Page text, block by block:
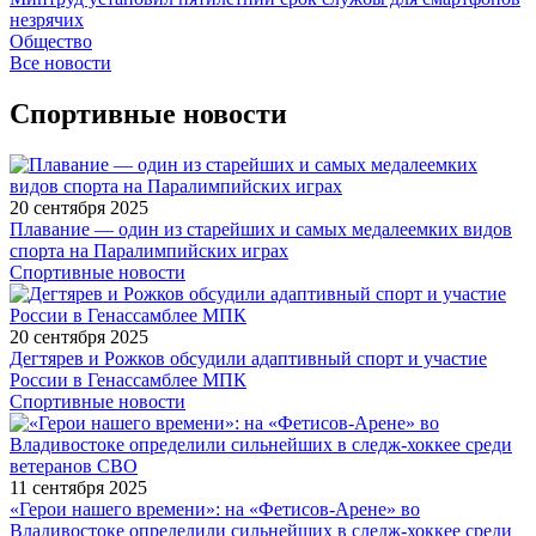
незрячих
Общество
Все новости
Спортивные новости
20 сентября 2025
Плавание — один из старейших и самых медалеемких видов
спорта на Паралимпийских играх
Спортивные новости
20 сентября 2025
Дегтярев и Рожков обсудили адаптивный спорт и участие
России в Генассамблее МПК
Спортивные новости
11 сентября 2025
«Герои нашего времени»: на «Фетисов-Арене» во
Владивостоке определили сильнейших в следж-хоккее среди